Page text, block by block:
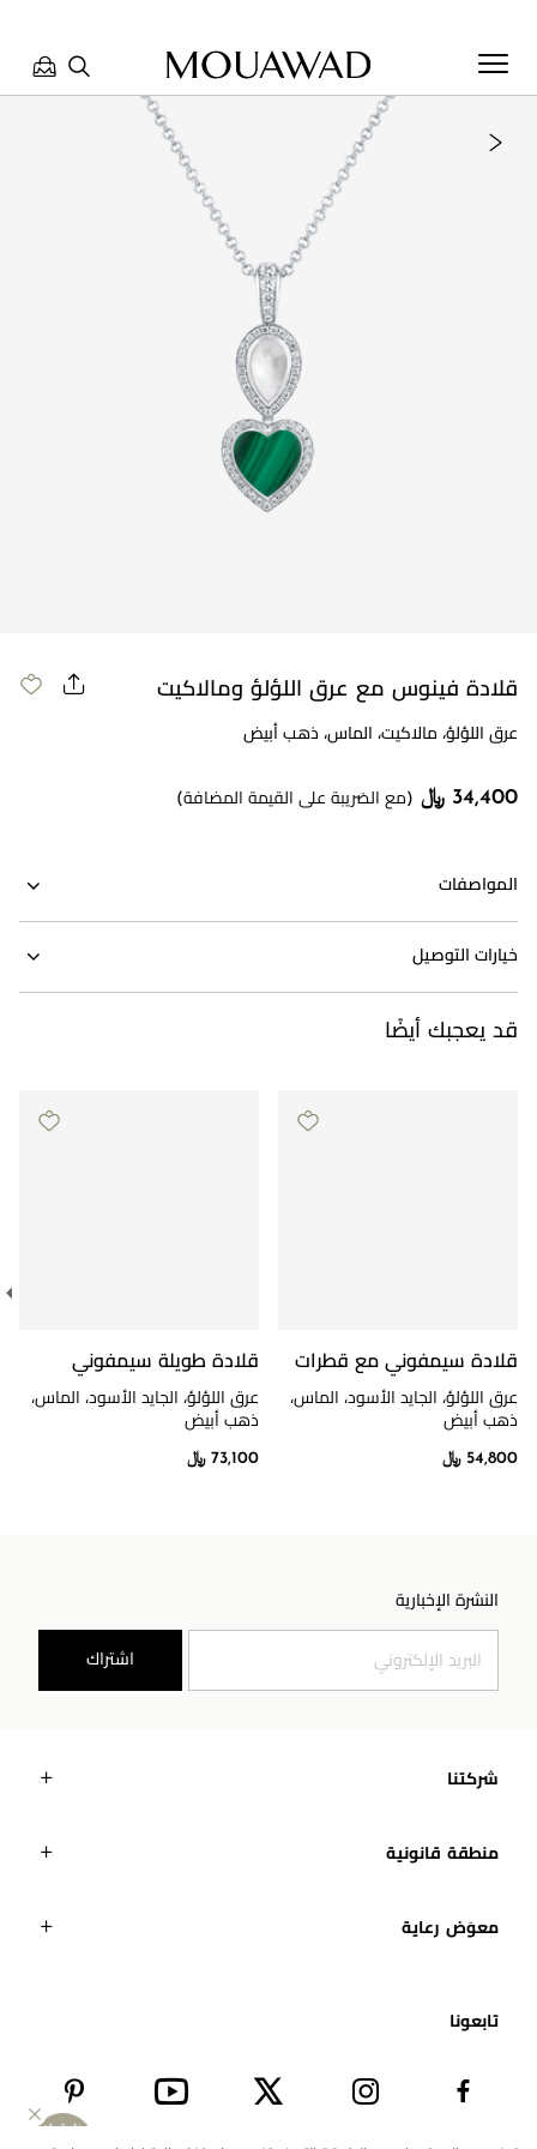
قلادة فينوس مع عرق اللؤلؤ ومالاكيت
عرق اللؤلؤ، مالاكيت، الماس، ذهب أبيض
34,400 ﷼ (مع الضريبة على القيمة المضافة)
المواصفات
خيارات التوصيل
قد يعجبك أيضًا
قلادة سيمفوني مع قطرات
عرق اللؤلؤ، الجايد الأسود، الماس،
ذهب أبيض
54,800 ﷼
قلادة طويلة سيمفوني
عرق اللؤلؤ، الجايد الأسود، الماس،
ذهب أبيض
73,100 ﷼
النشرة الإخبارية
اشتراك
شركتنا
منطقة قانونية
معوَض رعاية
تابعونا​
مرحبا بكم في معوّض. كيف يمكننا مساعدتك؟ الرجاء تحديد أحد